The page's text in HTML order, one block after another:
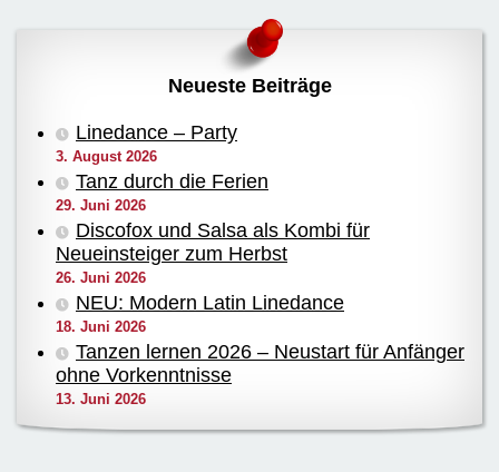
Neueste Beiträge
Linedance – Party
3. August 2026
Tanz durch die Ferien
29. Juni 2026
Discofox und Salsa als Kombi für
Neueinsteiger zum Herbst
26. Juni 2026
NEU: Modern Latin Linedance
18. Juni 2026
Tanzen lernen 2026 – Neustart für Anfänger
ohne Vorkenntnisse
13. Juni 2026